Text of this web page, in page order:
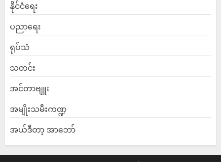
နိုင်ငံရေး
ပညာရေး
ရုပ်သံ
သတင်း
အင်တာဗျူး
အမျိုးသမီးကဏ္ဍ
အယ်ဒီတာ့ အာဘော်